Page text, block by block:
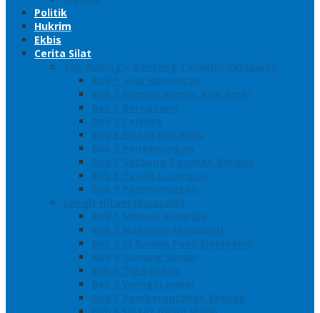
Politik
Hukrim
Ekbis
Cerita Silat
Toh Kuning – Benteng Terakhir Kertajaya
Bab 1 Jalur Banengan
Bab 2 Sampai Jumpa, Ken Arok!
Bab 3 Bergabung
Bab 4 Perwira
Bab 5 Siasat Ken Arok
Bab 6 Pengepungan
Bab 7 Gerbang Pasukan Khusus
Bab 8 Tanah Larangan
Bab 9 Penyelamatan
Langit Hitam Majapahit
Bab 1 Menuju Kotaraja
Bab 2 Matahari Majapahit
Bab 3 Di Bawah Panji Majapahit
Bab 4 Gunung Semar
Bab 5 Tiga Orang
Bab 6 Wringin Anom
Bab 7 Pemberontakan Senyap